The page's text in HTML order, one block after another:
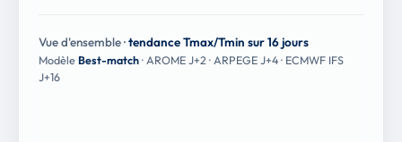
Vue d'ensemble ·tendance Tmax/Tmin sur 16 jours
Modèle Best-match · AROME J+2 · ARPEGE J+4 · ECMWF IFS
J+16